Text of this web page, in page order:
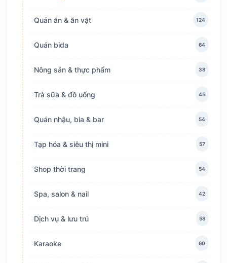
Quán ăn & ăn vặt 124
Quán bida 64
Nông sản & thực phẩm 38
Trà sữa & đồ uống 45
Quán nhậu, bia & bar 54
Tạp hóa & siêu thị mini 57
Shop thời trang 54
Spa, salon & nail 42
Dịch vụ & lưu trú 58
Karaoke 60